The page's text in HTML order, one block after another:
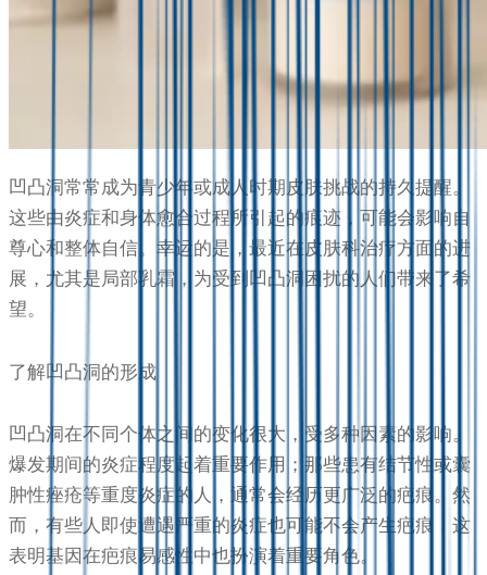
凹凸洞常常成为青少年或成人时期皮肤挑战的持久提醒。
这些由炎症和身体愈合过程所引起的痕迹，可能会影响自
尊心和整体自信。幸运的是，最近在皮肤科治疗方面的进
展，尤其是局部乳霜，为受到凹凸洞困扰的人们带来了希
望。
了解凹凸洞的形成
凹凸洞在不同个体之间的变化很大，受多种因素的影响。
爆发期间的炎症程度起着重要作用；那些患有结节性或囊
肿性痤疮等重度炎症的人，通常会经历更广泛的疤痕。然
而，有些人即使遭遇严重的炎症也可能不会产生疤痕，这
表明基因在疤痕易感性中也扮演着重要角色。